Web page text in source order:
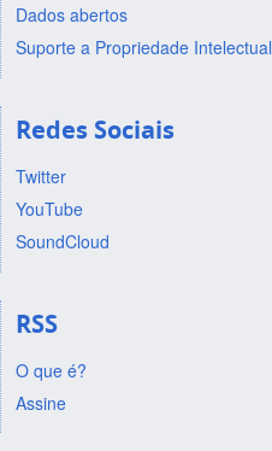
Dados abertos
Suporte a Propriedade Intelectual
Redes Sociais
Twitter
YouTube
SoundCloud
RSS
O que é?
Assine